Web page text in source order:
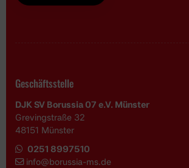
Geschäftsstelle
DJK SV Borussia 07 e.V. Münster
Grevingstraße 32
48151 Münster
0251 8997510
info@borussia-ms.de